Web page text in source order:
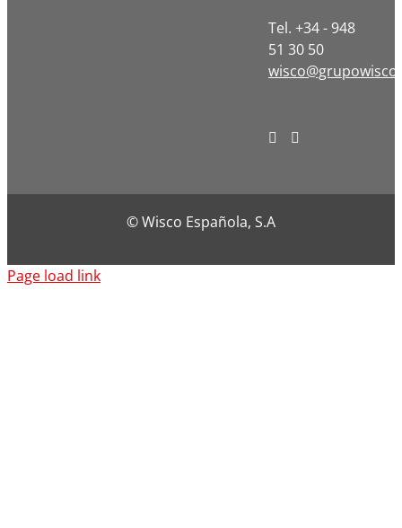
Tel. +34 - 948
51 30 50
© Wisco Española, S.A
Page load link